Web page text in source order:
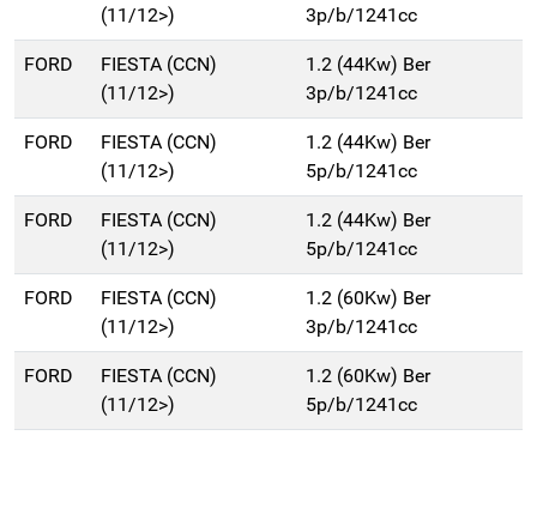
(11/12>)
3p/b/1241cc
FORD
FIESTA (CCN)
(11/12>)
1.2 (44Kw) Ber
3p/b/1241cc
FORD
FIESTA (CCN)
(11/12>)
1.2 (44Kw) Ber
5p/b/1241cc
FORD
FIESTA (CCN)
(11/12>)
1.2 (44Kw) Ber
5p/b/1241cc
FORD
FIESTA (CCN)
(11/12>)
1.2 (60Kw) Ber
3p/b/1241cc
FORD
FIESTA (CCN)
(11/12>)
1.2 (60Kw) Ber
5p/b/1241cc